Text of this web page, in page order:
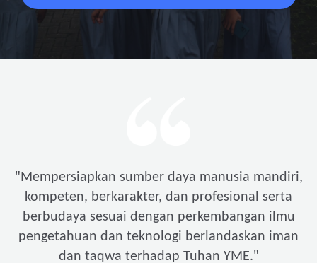
"Mempersiapkan sumber daya manusia mandiri,
kompeten, berkarakter, dan profesional serta
berbudaya sesuai dengan perkembangan ilmu
pengetahuan dan teknologi berlandaskan iman
dan taqwa terhadap Tuhan YME."